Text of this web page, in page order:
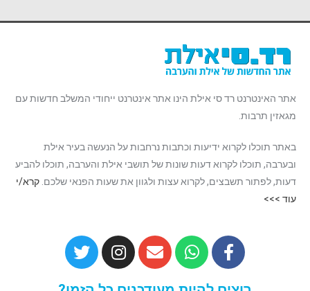
אתר האינטרנט רד סי אילת הינו אתר אינטרנט ייחודי המשלב חדשות עם
מגאזין תרבות.
באתר תוכלו לקרוא ידיעות וכתבות נרחבות על הנעשה בעיר אילת
ובערבה, תוכלו לקרוא דעות שונות של תושבי אילת והערבה, תוכלו להביע
דעות, לפתור תשבצים, לקרוא עצות ולגוון את שעות הפנאי שלכם. קרא/י
עוד >>>